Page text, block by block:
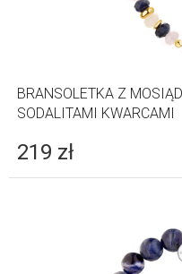
BRANSOLETKA Z
SODALITAMI KWARCAMI
219 zł